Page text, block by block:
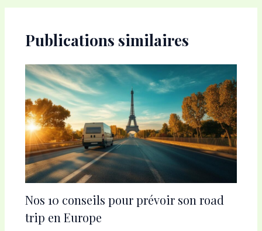
articles
Publications similaires
Nos 10 conseils pour prévoir son road
trip en Europe